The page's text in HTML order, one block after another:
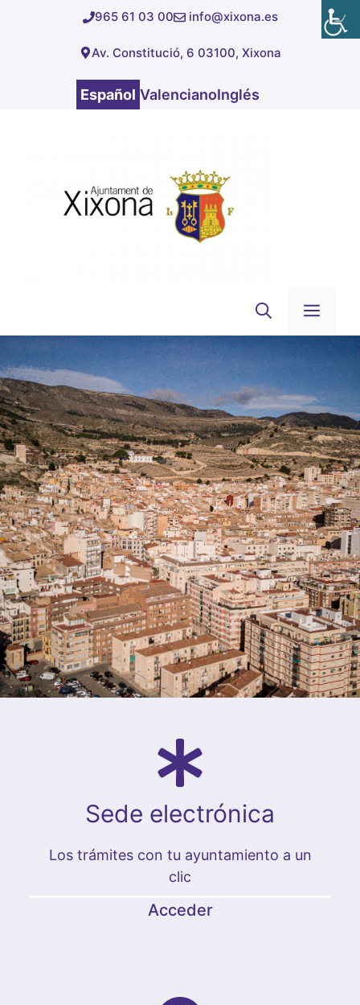
965 61 03 00 info@xixona.es
Av. Constitució, 6 03100, Xixona
Español ValencianoInglés
Sede electrónica
Los trámites con tu ayuntamiento a un
clic
Acceder